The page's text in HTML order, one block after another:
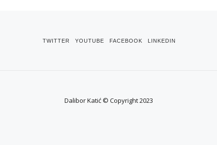
TWITTER YOUTUBE FACEBOOK LINKEDIN
Dalibor Katić © Copyright 2023